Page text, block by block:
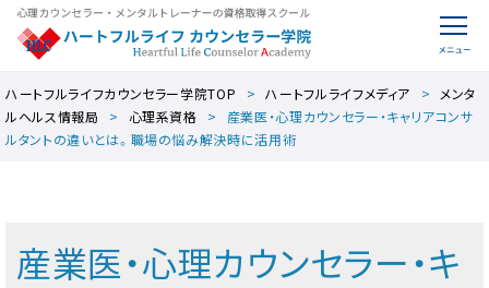
ハートフルライフカウンセラー学院TOP ハートフルライフメディア
メンタ
ルヘルス情報局
心理系資格
産業医・心理カウンセラー・キャリアコンサ
ルタントの違いとは。職場の悩み解決時に活用術
産業医・心理カウンセラー・キ